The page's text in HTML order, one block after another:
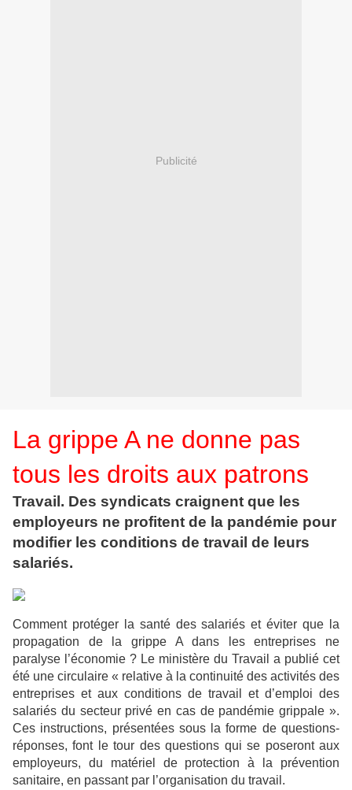
Publicité
La grippe A ne donne pas
tous les droits aux patrons
Travail. Des syndicats craignent que les
employeurs ne profitent de la pandémie pour
modifier les conditions de travail de leurs
salariés.
Comment protéger la santé des salariés et éviter que la
propagation de la grippe A dans les entreprises ne
paralyse l’économie ? Le ministère du Travail a publié cet
été une circulaire « relative à la continuité des activités des
entreprises et aux conditions de travail et d’emploi des
salariés du secteur privé en cas de pandémie grippale ».
Ces instructions, présentées sous la forme de questions-
réponses, font le tour des questions qui se poseront aux
employeurs, du matériel de protection à la prévention
sanitaire, en passant par l’organisation du travail.